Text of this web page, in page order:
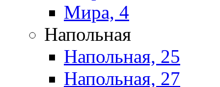
Мира, 4
Напольная
Напольная, 25
Напольная, 27